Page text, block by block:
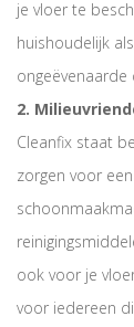
je vloer te
huishoudelijk
2.
Cleanfix staat
zorgen voor
ook voor je
voor iedereen